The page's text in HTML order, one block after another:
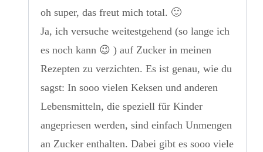
oh super, das freut mich total. 🙂
Ja, ich versuche weitestgehend (so lange ich
es noch kann 😉 ) auf Zucker in meinen
Rezepten zu verzichten. Es ist genau, wie du
sagst: In sooo vielen Keksen und anderen
Lebensmitteln, die speziell für Kinder
angepriesen werden, sind einfach Unmengen
an Zucker enthalten. Dabei gibt es sooo viele